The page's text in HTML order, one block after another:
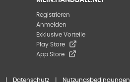
Registrieren
Anmelden
Exklusive Vorteile
Play Store
App Store
Datenschutz Nutzungsbedingungen